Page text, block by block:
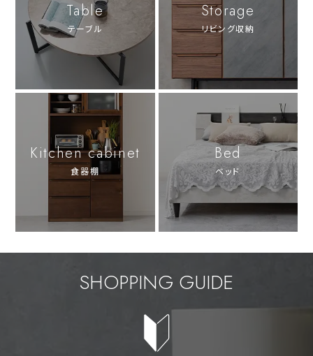
Table
テーブル
Storage
リビング収納
Kitchen cabinet
食器棚
Bed
ベッド
SHOPPING GUIDE